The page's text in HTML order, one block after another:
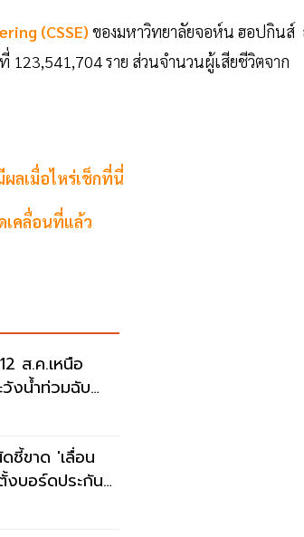
(CSSE) ของมหาวิทยาลัยจอห์น ฮอปกิน
123,541,704 ราย ส่วนจำนวนผู้เสียชีวิตจาก
ลเมื่อไหร่เช็กที่นี่
เคลื่อนที่แล้ว
ส.ค.เหนือ
งน้ำท่วมฉับ
ชี้ขาด 'เลื่อน
งบอร์ดประกัน